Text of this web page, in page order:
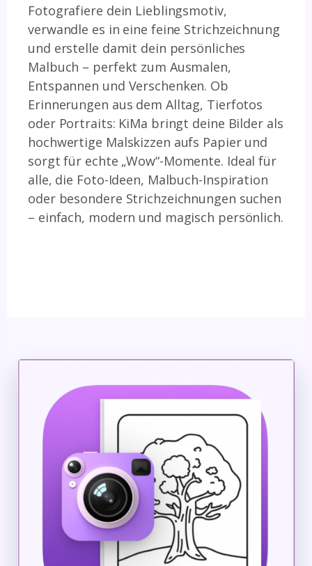
Fotografiere dein Lieblingsmotiv,
verwandle es in eine feine Strichzeichnung
und erstelle damit dein persönliches
Malbuch – perfekt zum Ausmalen,
Entspannen und Verschenken. Ob
Erinnerungen aus dem Alltag, Tierfotos
oder Portraits: KiMa bringt deine Bilder als
hochwertige Malskizzen aufs Papier und
sorgt für echte „Wow“-Momente. Ideal für
alle, die Foto-Ideen, Malbuch-Inspiration
oder besondere Strichzeichnungen suchen
– einfach, modern und magisch persönlich.